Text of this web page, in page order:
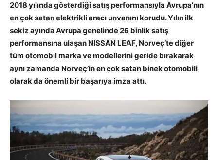
2018 yılında gösterdiği satış performansıyla Avrupa’nın
en çok satan elektrikli aracı unvanını korudu. Yılın ilk
sekiz ayında Avrupa genelinde 26 binlik satış
performansına ulaşan NISSAN LEAF, Norveç’te diğer
tüm otomobil marka ve modellerini geride bırakarak
aynı zamanda Norveç’in en çok satan binek otomobili
olarak da önemli bir başarıya imza attı.